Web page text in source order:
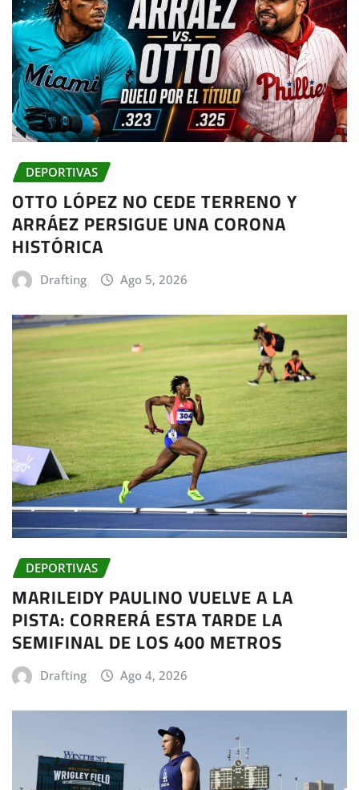
DEPORTIVAS
OTTO LÓPEZ NO CEDE TERRENO Y
ARRÁEZ PERSIGUE UNA CORONA
HISTÓRICA
Drafting Ago 5, 2026
DEPORTIVAS
MARILEIDY PAULINO VUELVE A LA
PISTA: CORRERÁ ESTA TARDE LA
SEMIFINAL DE LOS 400 METROS
Drafting Ago 4, 2026